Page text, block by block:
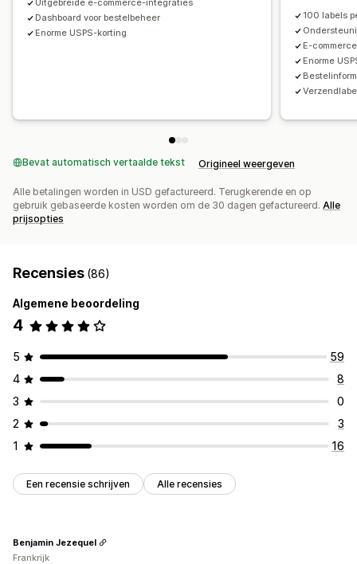
Uitgebreide e-commerce-integraties
Dashboard voor bestelbeheer
Enorme USPS-korting
100 labels
E-
Enorme
Bevat automatisch vertaalde tekst Origineel weergeven
Alle betalingen worden in USD gefactureerd. Terugkerende en op
gebruik gebaseerde kosten worden om de 30 dagen gefactureerd. Alle
prijsopties
Recensies (86)
Algemene beoordeling
4
5
59
4
8
3
0
2
3
1
16
Een recensie schrijven Alle recensies
Benjamin Jezequel
Frankrijk